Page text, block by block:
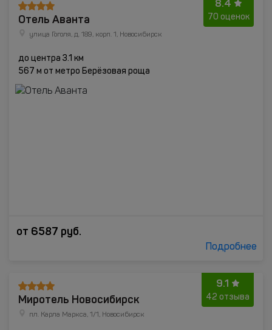
8.4
70 оценок
Отель Аванта
улица Гоголя, д. 189, корп. 1, Новосибирск
до центра 3.1 км
567 м от метро Берёзовая роща
от 6587 руб.
Подробнее
9.1
42 отзыва
Миротель Новосибирск
пл. Карла Маркса, 1/1, Новосибирск